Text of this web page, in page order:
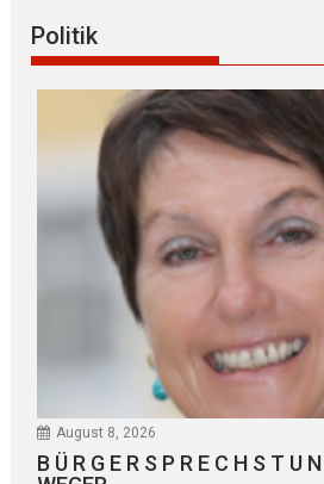
Politik
August 8, 2026
B Ü R G E R S P R E C H S T U